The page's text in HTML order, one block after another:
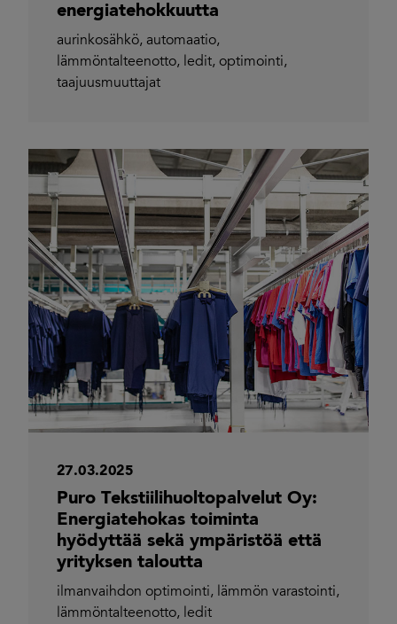
energiatehokkuutta
aurinkosähkö, automaatio,
lämmöntalteenotto, ledit, optimointi,
taajuusmuuttajat
27.03.2025
Puro Tekstiilihuoltopalvelut Oy:
Energiatehokas toiminta
hyödyttää sekä ympäristöä että
yrityksen taloutta
ilmanvaihdon optimointi, lämmön varastointi,
lämmöntalteenotto, ledit